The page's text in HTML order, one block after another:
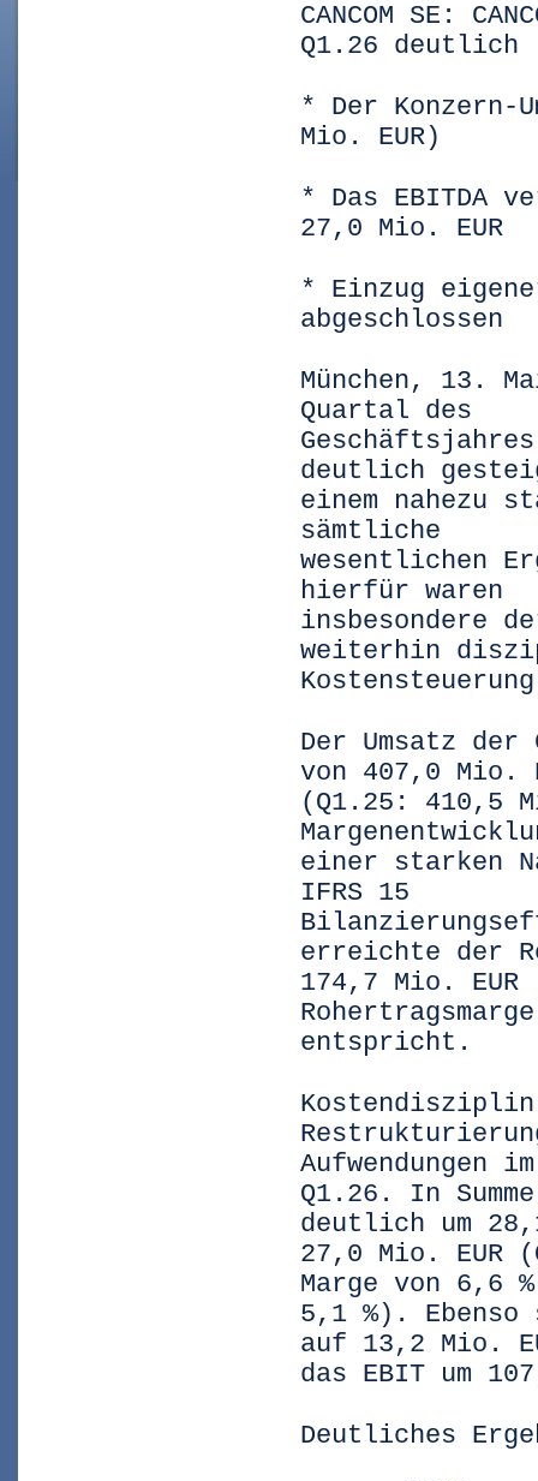
CANCOM SE:
Q1.26 deutlich
* Der Konzern-
Mio. EUR)
* Das EBITDA
27,0 Mio. EUR
* Einzug
abgeschlossen
München, 13.
Quartal des
deutlich
einem nahezu
sämtliche
wesentlichen
hierfür waren
insbesondere
weiterhin
Der Umsatz der
von 407,0 Mio.
(Q1.25: 410,5
einer starken
IFRS 15
erreichte der
174,7 Mio.
entspricht.
Aufwendungen im
Q1.26. In
deutlich um
27,0 Mio. EUR
Marge von 6,6
5,1 %).
auf 13,2 Mio.
das EBIT um
Deutliches